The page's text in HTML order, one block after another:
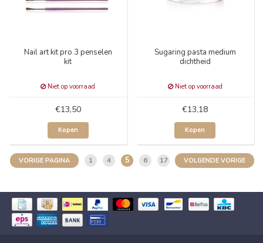
Nail art kit pro 3 penselen
kit
Niet op voorraad
€13,50
Kopen
Sugaring pasta medium
dichtheid
Niet op voorraad
€13,18
Kopen
VORIGE PAGINA 1 4 5 6 17 VOLGENDE VORIGE